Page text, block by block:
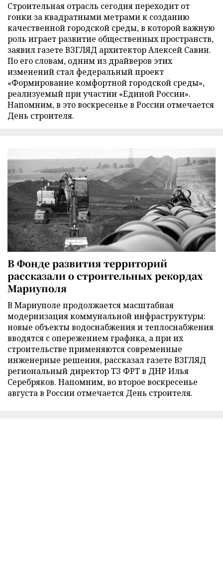
Строительная отрасль сегодня переходит от
гонки за квадратными метрами к созданию
качественной городской среды, в которой важную
роль играет развитие общественных пространств,
заявил газете ВЗГЛЯД архитектор Алексей Савин.
По его словам, одним из драйверов этих
изменений стал федеральный проект
«Формирование комфортной городской среды»,
реализуемый при участии «Единой России».
Напомним, в это воскресенье в России отмечается
День строителя.
В Фонде развития территорий
рассказали о строительных рекордах
Мариуполя
В Мариуполе продолжается масштабная
модернизация коммунальной инфраструктуры:
новые объекты водоснабжения и теплоснабжения
вводятся с опережением графика, а при их
строительстве применяются современные
инженерные решения, рассказал газете ВЗГЛЯД
региональный директор ТЗ ФРТ в ДНР Илья
Серебряков. Напомним, во второе воскресенье
августа в России отмечается День строителя.